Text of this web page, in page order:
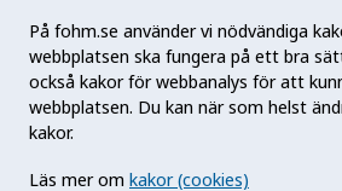
På fohm.se använder vi nödvändiga
webbplatsen ska fungera på ett bra
också kakor för webbanalys för att
webbplatsen. Du kan när som helst
kakor.
Läs mer om kakor (cookies)
Folkhälsomyndigheten är en
kunskapsmyndighet som
folkhälsa. Det gör